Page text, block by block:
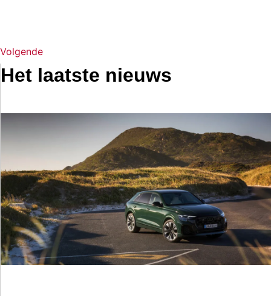
Volgende
Het laatste nieuws